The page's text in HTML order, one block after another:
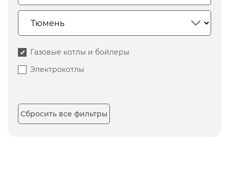
Газовые котлы и бойлеры
Электрокотлы
Сбросить все фильтры